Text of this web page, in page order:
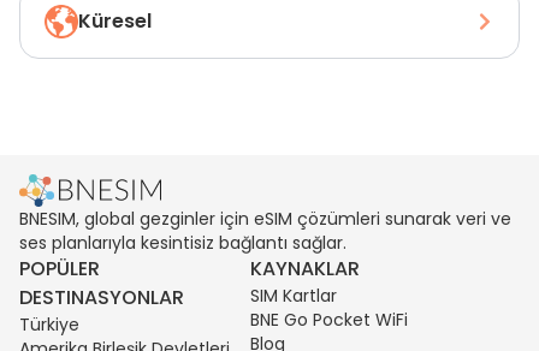
Küresel
BNESIM, global gezginler için eSIM çözümleri sunarak veri ve
ses planlarıyla kesintisiz bağlantı sağlar.
POPÜLER
DESTINASYONLAR
Türkiye
KAYNAKLAR
SIM Kartlar
BNE Go Pocket WiFi
Blog